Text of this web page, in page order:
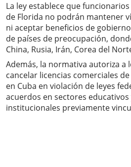
La ley establece que
de Florida no podrán mantener
ni aceptar beneficios de
de países de preocupación,
China, Rusia, Irán, Corea del
Además, la normativa autoriza a
cancelar licencias comerciales
en Cuba en violación de leyes
acuerdos en sectores
institucionales previamente